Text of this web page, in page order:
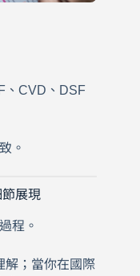
、CVD、DSF
。
展現
程。
解；當你在國際